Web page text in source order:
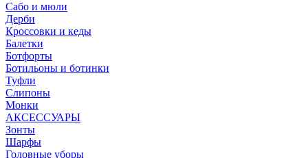
Сабо и мюли
Дерби
Кроссовки и кеды
Балетки
Ботфорты
Ботильоны и ботинки
Туфли
Слипоны
Монки
АКСЕССУАРЫ
Зонты
Шарфы
Головные уборы